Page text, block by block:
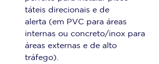
táteis direcionais e de
alerta (em PVC para áreas
internas ou concreto/inox para
áreas externas e de alto
tráfego).